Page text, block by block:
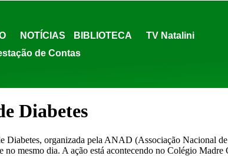
NOTÍCIAS BIBLIOTECA
TV Natalini
de Contas
Diabetes
organizada pela ANAD (Associação Nacional
mesmo dia. A ação está acontecendo no Colégio